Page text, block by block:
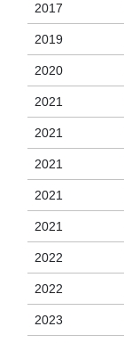
2017
2019
2020
2021
2021
2021
2021
2021
2022
2022
2023